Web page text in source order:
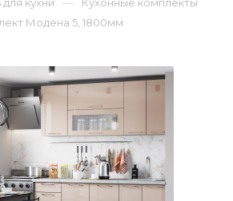
Модена 5, 1800мм